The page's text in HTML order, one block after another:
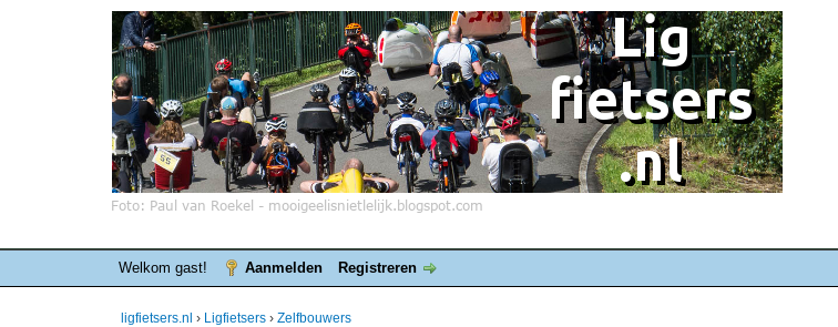
Welkom gast! Aanmelden Registreren
ligfietsers.nl › Ligfietsers ›Zelfbouwers